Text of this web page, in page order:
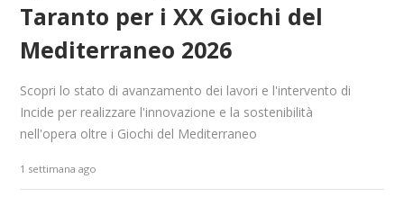
Taranto per i XX Giochi del
Mediterraneo 2026
Scopri lo stato di avanzamento dei lavori e l'intervento di
Incide per realizzare l'innovazione e la sostenibilità
nell'opera oltre i Giochi del Mediterraneo
1 settimana ago